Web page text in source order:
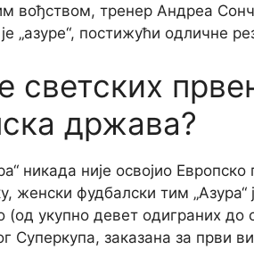
вођством, тренер Андреа
„азуре“, постижући одличне
светских
држава?
никада није освојио
женски фудбалски тим „Азура“
укупно девет одиграних до
Суперкупа, заказана за први